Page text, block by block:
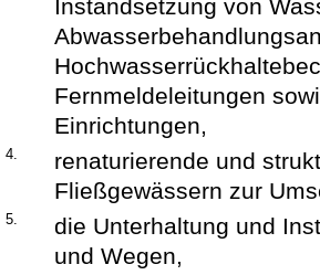
Instandsetzung von
Fernmeldeleitungen
Einrichtungen,
4.
renaturierende und
Fließgewässern zur
5.
die Unterhaltung und
und Wegen,